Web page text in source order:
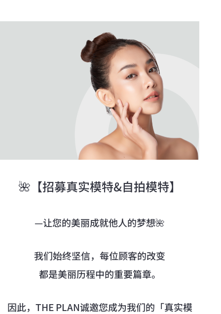
🌺【招募真实模特&自拍模特】
—让您的美丽成就他人的梦想🌺
我们始终坚信，每位顾客的改变
都是美丽历程中的重要篇章。
因此，THE PLAN诚邀您成为我们的「真实模